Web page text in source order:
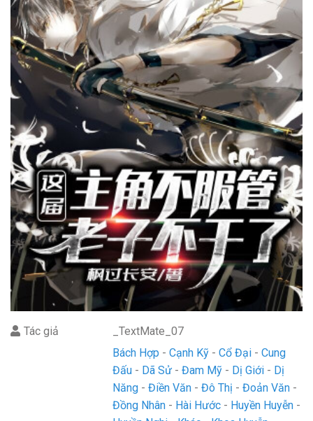
Tác giả
_TextMate_07
Bách Hợp
Cạnh Kỹ Cổ Đại
Cung
Đấu
Dã Sử Đam Mỹ Dị Giới
Dị
Năng
Điền Văn Đô Thị
Đoản Văn
Đồng Nhân
Hài Hước
Huyền Huyễn